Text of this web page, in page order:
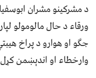
د مشرکينو مشران
ورقاء د حال مالومولو
جګو او هوارو د پراخ
وارخطاء او اندېښمن